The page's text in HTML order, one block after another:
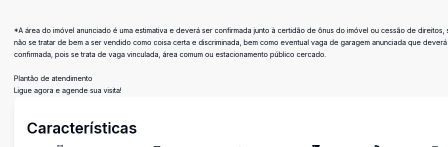
*A área do imóvel anunciado é uma estimativa e deverá ser confirmada junto à certidão de ônus do imóvel ou cessão de direitos,
não se tratar de bem a ser vendido como coisa certa e discriminada, bem como eventual vaga de garagem anunciada que
confirmada, pois se trata de vaga vinculada, área comum ou estacionamento público cercado.
Plantão de atendimento
Ligue agora e agende sua visita!
Características